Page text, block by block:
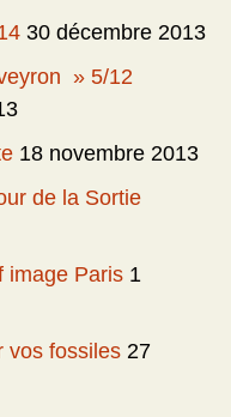
30 décembre 2013
» 5/12
18 novembre 2013
de la Sortie
image Paris 1
vos fossiles 27